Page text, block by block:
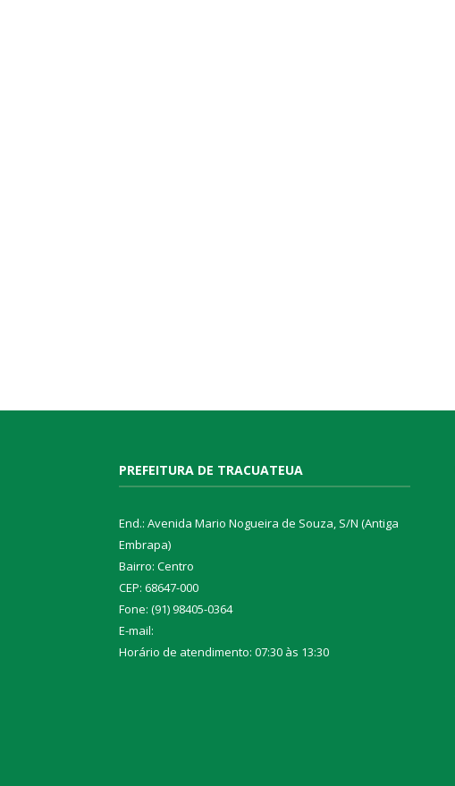
PREFEITURA DE TRACUATEUA
End.: Avenida Mario Nogueira de Souza, S/N (Antiga
Embrapa)
Bairro: Centro
CEP: 68647-000
Fone: (91) 98405-0364
E-mail:
Horário de atendimento: 07:30 às 13:30